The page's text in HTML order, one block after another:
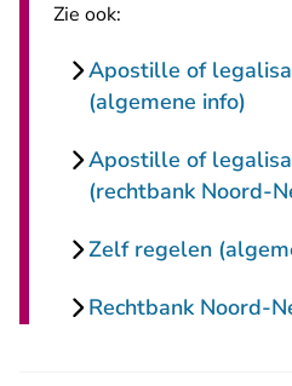
Zie ook:
Apostille of
(algemene info)
Apostille of
(rechtbank Noord-
Zelf regelen
Rechtbank Noord-